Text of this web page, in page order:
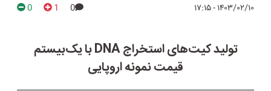
۱۴۰۳/۰۲/۱۰ - ۱۷:۱۵ 0
1
0
تولید کیت‌های استخراج DNA با یک‌بیستم
قیمت نمونه اروپایی